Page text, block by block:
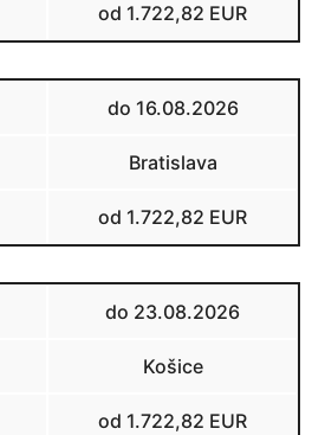
od 1.722,82 EUR
do 16.08.2026
Bratislava
od 1.722,82 EUR
do 23.08.2026
Košice
od 1.722,82 EUR